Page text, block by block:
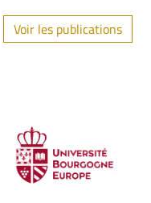
Voir les publications